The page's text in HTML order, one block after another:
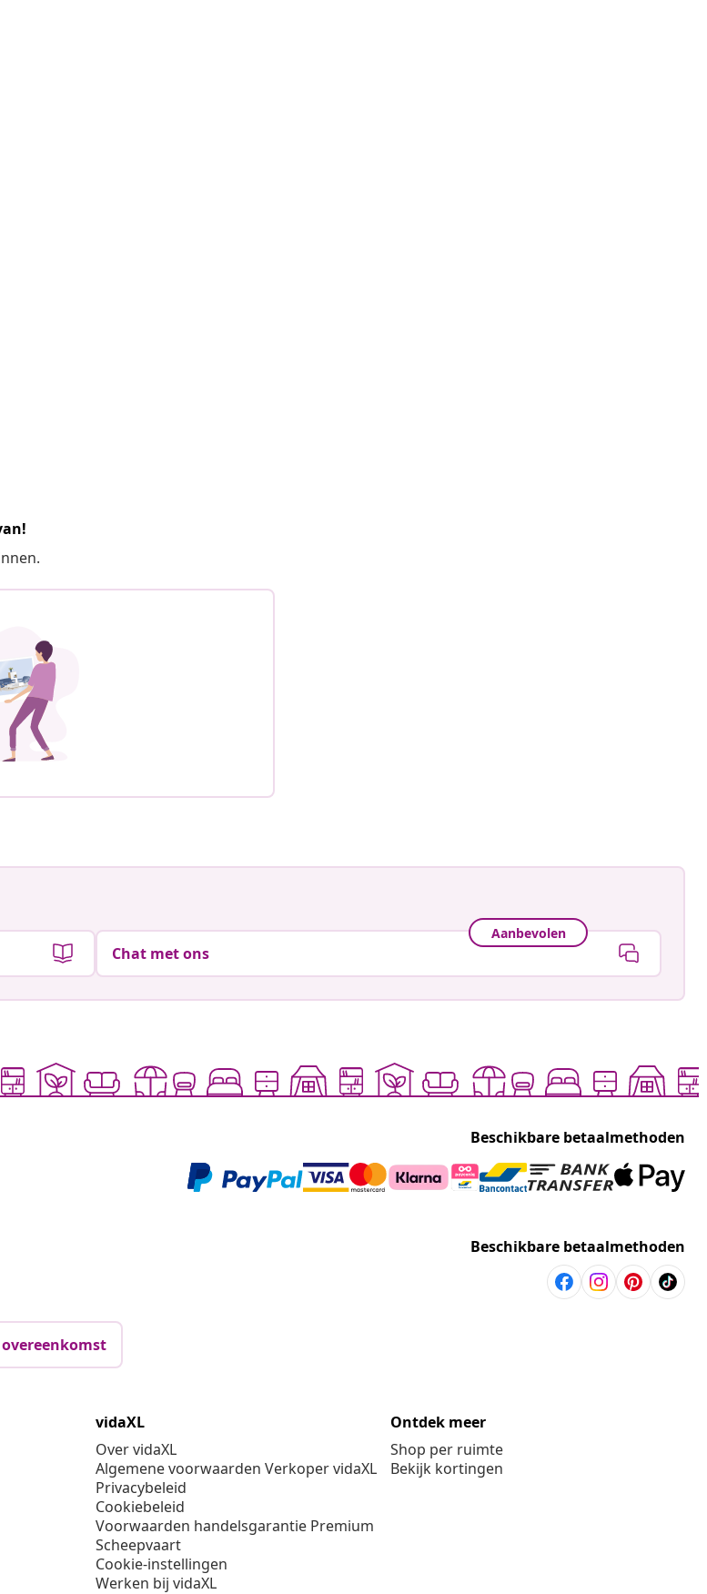
Aanbevolen
Chat met ons
Beschikbare betaalmethoden
Beschikbare betaalmethoden
vidaXL
Over vidaXL
Algemene voorwaarden Verkoper vidaXL
Privacybeleid
Cookiebeleid
Voorwaarden handelsgarantie Premium
Scheepvaart
Cookie-instellingen
Werken bij vidaXL
Ontdek meer
Shop per ruimte
Bekijk kortingen